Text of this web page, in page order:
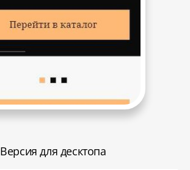
Версия для десктопа